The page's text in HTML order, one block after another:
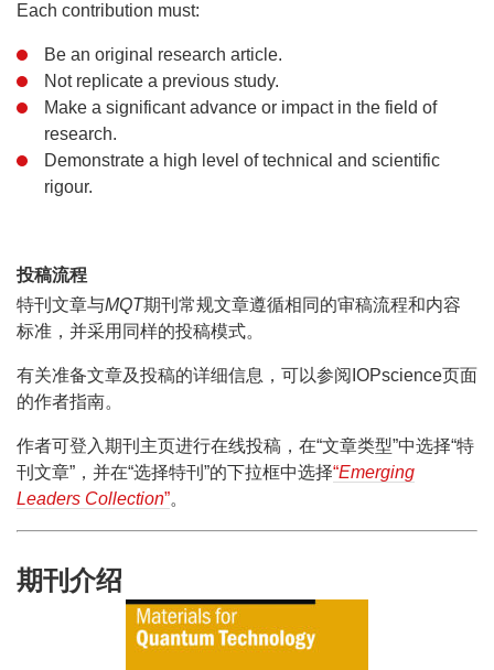
Each contribution must:
Be an original research article.
Not replicate a previous study.
Make a significant advance or impact in the field of
research.
Demonstrate a high level of technical and scientific
rigour.
投稿流程
特刊文章与MQT期刊常规文章遵循相同的审稿流程和内容
标准，并采用同样的投稿模式。
有关准备文章及投稿的详细信息，可以参阅IOPscience页面
的作者指南。
作者可登入期刊主页进行在线投稿，在“文章类型”中选择“特
刊文章”，并在“选择特刊”的下拉框中选择“Emerging
Leaders Collection”。
期刊介绍